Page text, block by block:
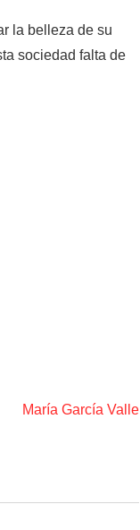
la belleza de su
sociedad falta de
María García Valle